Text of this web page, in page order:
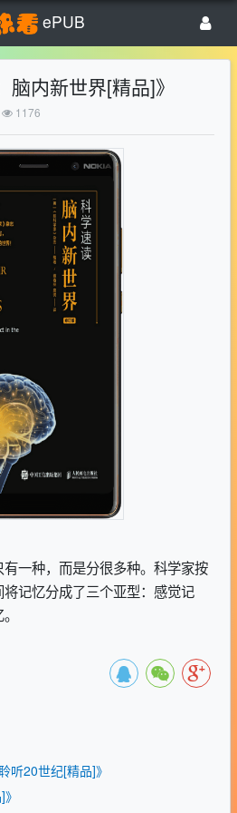
ePUB
脑内新世界[精品]》
1176
一种，而是分很多种。科学家按
记忆分成了三个亚型：感觉记
听20世纪[精品]》